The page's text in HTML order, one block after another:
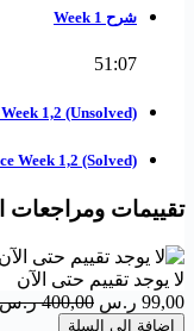
شرح Week 1
51:07
1,2 (Unsolved)
Week 1,2 (Solved)
تقييمات ومراجعات
لا يوجد تقييم حتى الآن
99,00 ر.س 400,00 ر.س
إضافة إلى السلة